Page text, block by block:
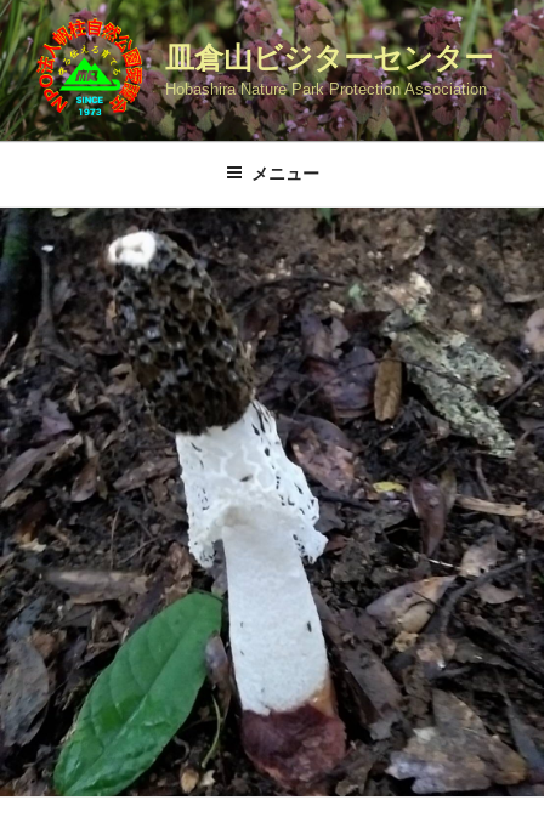
コ
ン
テ
ン
ツ
キ
ッ
プ
皿倉山ビジターセンター
Hobashira Nature Park Protection Association
メニュー